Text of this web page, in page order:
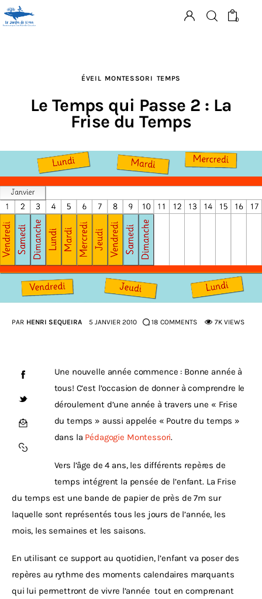
0
Matériel
Ressources
Ateliers
Articles
Contact
ÉVEIL MONTESSORI TEMPS
Le Temps qui Passe 2 : La
Frise du Temps
PAR HENRI SEQUEIRA 5 JANVIER 2010 18 COMMENTS 7K VIEWS
Une nouvelle année commence : Bonne année à
tous! C’est l’occasion de donner à comprendre le
déroulement d’une année à travers une « Frise
du temps » aussi appelée « Poutre du temps »
dans la Pédagogie Montessori.
Vers l’âge de 4 ans, les différents repères de
temps intégrent la pensée de l’enfant. La Frise
du temps est une bande de papier de près de 7m sur
laquelle sont représentés tous les jours de l’année, les
mois, les semaines et les saisons.
En utilisant ce support au quotidien, l’enfant va poser des
repères au rythme des moments calendaires marquants
qui lui permettront de vivre l’année  tout en comprenant